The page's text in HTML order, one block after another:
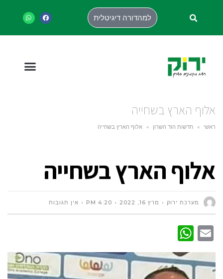
למהדורה דיגיטלית
אלוף הארץ בשחייה
ראשי » חדשות הוד השרון » אלוף הארץ בשחייה
אלוף הארץ בשחייה
מערכת ירוק מרץ 16, 2022 4:20 PM אין תגובות
Email